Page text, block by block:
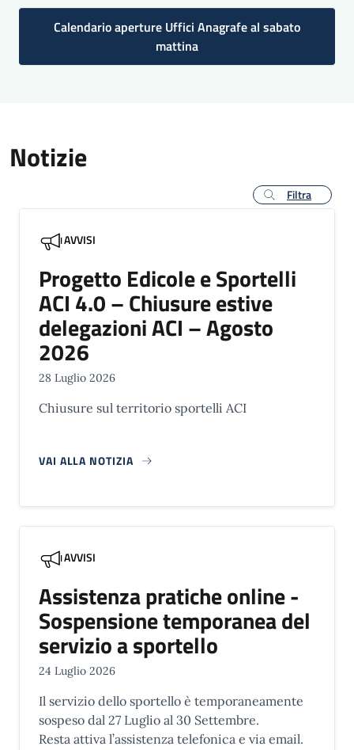
Calendario aperture Uffici Anagrafe al sabato
mattina
Notizie
Filtra
AVVISI
Progetto Edicole e Sportelli
ACI 4.0 – Chiusure estive
delegazioni ACI – Agosto
2026
28 Luglio 2026
Chiusure sul territorio sportelli ACI
VAI ALLA NOTIZIA
AVVISI
Assistenza pratiche online -
Sospensione temporanea del
servizio a sportello
24 Luglio 2026
Il servizio dello sportello è temporaneamente
sospeso dal 27 Luglio al 30 Settembre.
Resta attiva l’assistenza telefonica e via email.